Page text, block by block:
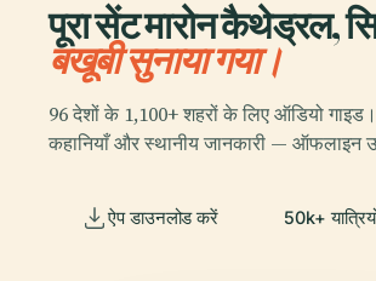
पूरा सेंट मारोन कैथेड्रल,
बखूबी सुनाया गया।
96 देशों के 1,100+ शहरों के लिए ऑडियो
कहानियाँ और स्थानीय जानकारी — ऑफलाइन
ऐप डाउनलोड करें 50k+